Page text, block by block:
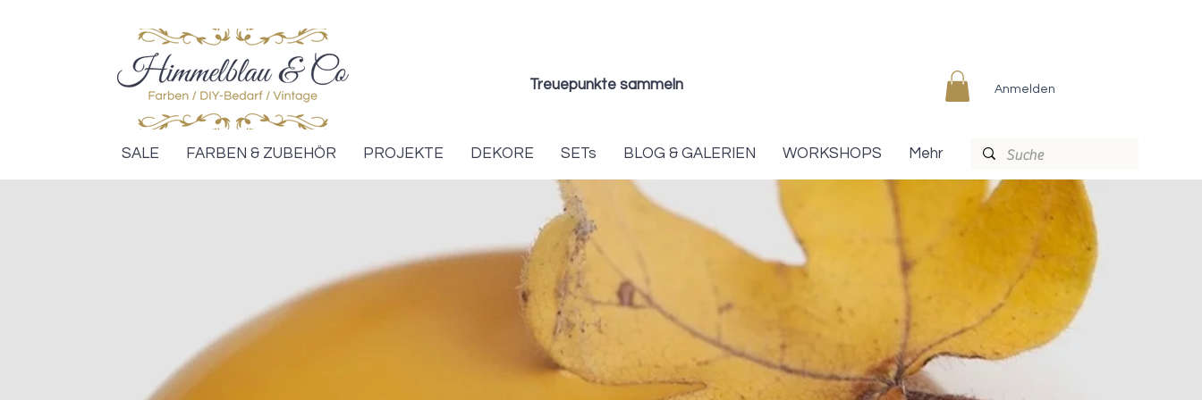
Treuepunkte sammeln Anmelden
SALE FARBEN & ZUBEHÖR PROJEKTE DEKORE SETs BLOG & GALERIEN WORKSHOPS Mehr